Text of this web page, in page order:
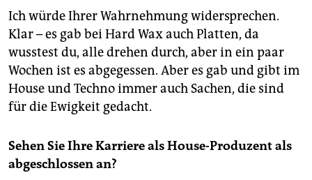
Ich würde Ihrer Wahrnehmung widersprechen.
Klar – es gab bei Hard Wax auch Platten, da
wusstest du, alle drehen durch, aber in ein paar
Wochen ist es abgegessen. Aber es gab und gibt im
House und Techno immer auch Sachen, die sind
für die Ewigkeit gedacht.
Sehen Sie Ihre Karriere als House-Produzent als
abgeschlossen an?